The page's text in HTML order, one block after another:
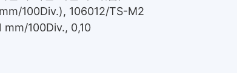
100Div.), 106012/TS-M2
mm/100Div., 0,10